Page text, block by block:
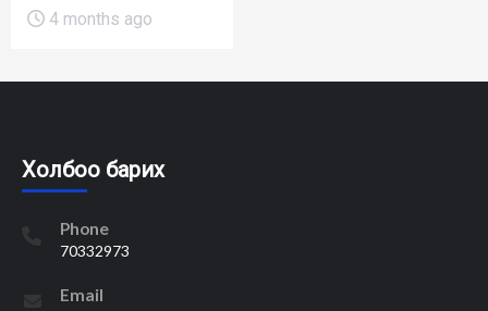
4 months ago
Холбоо барих
Phone
70332973
Email